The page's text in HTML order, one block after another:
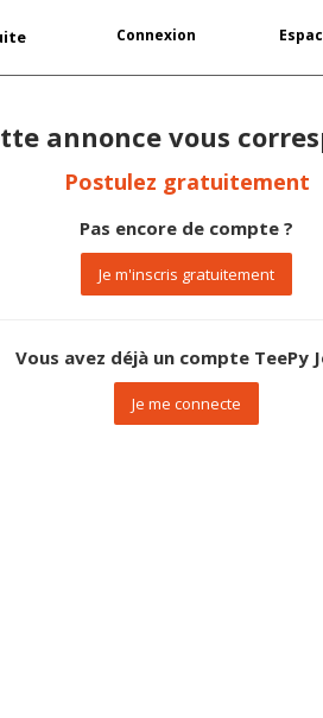
Connexion
annonce vous
Postulez gratuitement
Pas encore de compte ?
Je m'inscris gratuitement
Vous avez déjà un compte TeePy
Je me connecte